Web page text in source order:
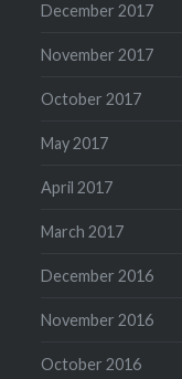
December 2017
November 2017
October 2017
May 2017
April 2017
March 2017
December 2016
November 2016
October 2016